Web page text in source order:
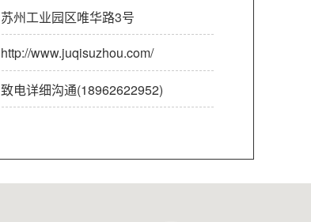
苏州工业园区唯华路3号
http://www.juqisuzhou.com/
致电详细沟通(18962622952)